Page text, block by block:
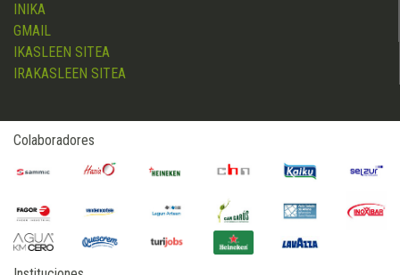
INIKA
GMAIL
IKASLEEN SITEA
IRAKASLEEN SITEA
Colaboradores